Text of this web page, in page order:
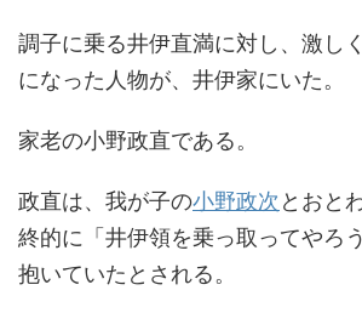
調子に乗る井伊直満に対し、激し
になった人物が、井伊家にいた。
家老の小野政直である。
政直は、我が子の小野政次 とおと
終的に「井伊領を乗っ取ってやろ
抱いていたとされる。